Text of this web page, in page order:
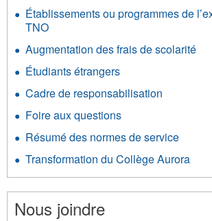
Établissements ou programmes de
TNO
Augmentation des frais de scolarité
Étudiants étrangers
Cadre de responsabilisation
Foire aux questions
Résumé des normes de service
Transformation du Collège Aurora
Nous joindre